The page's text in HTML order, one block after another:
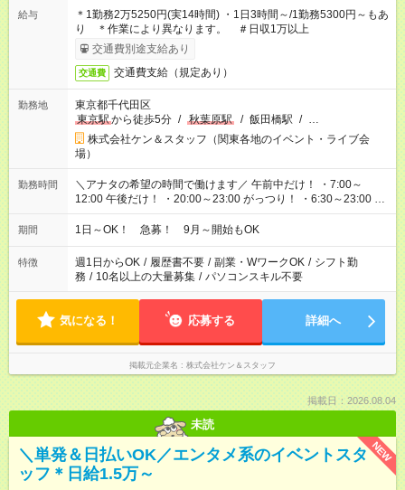
給与
＊1勤務2万5250円(実14時間) ・1日3時間～/1勤務5300円～もあ
り ＊作業により異なります。 ＃日収1万以上
交通費別途支給あり
交通費 交通費支給（規定あり）
勤務地
東京都千代田区
東京駅から徒歩5分 / 秋葉原駅 / 飯田橋駅 / …
株式会社ケン＆スタッフ（関東各地のイベント・ライブ会
場）
勤務時間
＼アナタの希望の時間で働けます／ 午前中だけ！ ・7:00～
12:00 午後だけ！ ・20:00～23:00 がっつり！ ・6:30～23:00 ・
12:00～21:00 ・16:00～翌8:00 …etc ※時間曜日イベントによ
り異なります。
期間 1日～OK！ 急募！ 9月～開始もOK
特徴 週1日からOK / 履歴書不要 / 副業・WワークOK / シフト勤
務 / 10名以上の大量募集 / パソコンスキル不要
気になる！ 応募する 詳細へ
掲載元企業名 株式会社ケン＆スタッフ
掲載日：2026.08.04
未読
NEW
＼単発＆日払いOK／エンタメ系のイベントスタ
ッフ＊日給1.5万～